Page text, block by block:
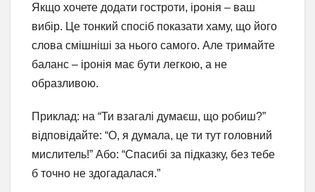
Якщо хочете додати гостроти, іронія – ваш
вибір. Це тонкий спосіб показати хаму, що його
слова смішніші за нього самого. Але тримайте
баланс – іронія має бути легкою, а не
образливою.
Приклад: на “Ти взагалі думаєш, що робиш?”
відповідайте: “О, я думала, це ти тут головний
мислитель!” Або: “Спасибі за підказку, без тебе
б точно не здогадалася.”